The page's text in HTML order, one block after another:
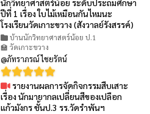
นักวิทยาศาสตร์น้อย ระดับประถมศึกษา
ปีที่ 1 เรื่อง ใบไม้เหมือนกันไหมนะ
โรงเรียนวัดเกาะขวาง (สังวาลย์รังสรรค์)
บ้านนักวิทยาศาสตร์น้อย ป.1
🏫 วัดเกาะขวาง
@ภัทราภรณ์ ไชยรัตน์
รายงานผลการจัดกิจกรรมสืบเสาะ
เรื่อง นักมายากลเปลี่ยนสีของเปลือก
แก้วมังกร ชั้นป.3 รร.วัดรำพันฯ